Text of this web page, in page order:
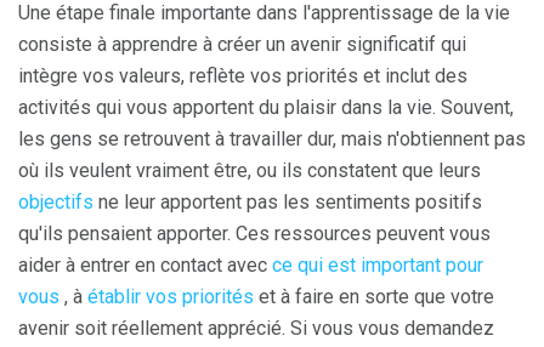
Une étape finale importante dans l'apprentissage de la vie
consiste à apprendre à créer un avenir significatif qui
intègre vos valeurs, reflète vos priorités et inclut des
activités qui vous apportent du plaisir dans la vie. Souvent,
les gens se retrouvent à travailler dur, mais n'obtiennent pas
où ils veulent vraiment être, ou ils constatent que leurs
objectifs ne leur apportent pas les sentiments positifs
qu'ils pensaient apporter. Ces ressources peuvent vous
aider à entrer en contact avec ce qui est important pour
vous , à établir vos priorités et à faire en sorte que votre
avenir soit réellement apprécié. Si vous vous demandez